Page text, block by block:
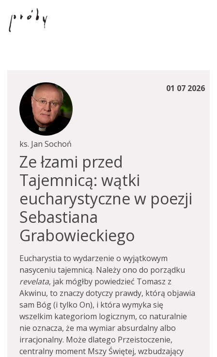
01 07 2026
ks. Jan Sochoń
Ze łzami przed
Tajemnicą: wątki
eucharystyczne w poezji
Sebastiana
Grabowieckiego
Eucharystia to wydarzenie o wyjątkowym
nasyceniu tajemnicą. Należy ono do porządku
revelata, jak mógłby powiedzieć Tomasz z
Akwinu, to znaczy dotyczy prawdy, którą objawia
sam Bóg (i tylko On), i która wymyka się
wszelkim kategoriom logicznym, co naturalnie
nie oznacza, że ma wymiar absurdalny albo
irracjonalny. Może dlatego Przeistoczenie,
centralny moment Mszy Świętej, wzbudzający